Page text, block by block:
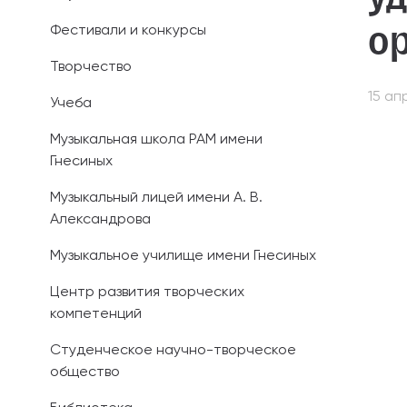
Информация
Контакты
Фестивали и конкурсы
Творчество
Учеба
Музыкальная школа РАМ имени
Гнесиных
Музыкальный лицей имени А. В.
Александрова
Музыкальное училище имени Гнесиных
Центр развития творческих
компетенций
Студенческое научно-творческое
общество
15